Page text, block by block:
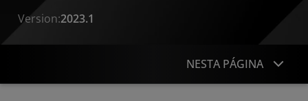
Version:2023.1
NESTA PÁGINA